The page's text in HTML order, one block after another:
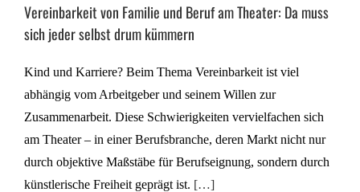
Vereinbarkeit von Familie und Beruf am Theater: Da muss
sich jeder selbst drum kümmern
Kind und Karriere? Beim Thema Vereinbarkeit ist viel
abhängig vom Arbeitgeber und seinem Willen zur
Zusammenarbeit. Diese Schwierigkeiten vervielfachen sich
am Theater – in einer Berufsbranche, deren Markt nicht nur
durch objektive Maßstäbe für Berufseignung, sondern durch
künstlerische Freiheit geprägt ist. […]